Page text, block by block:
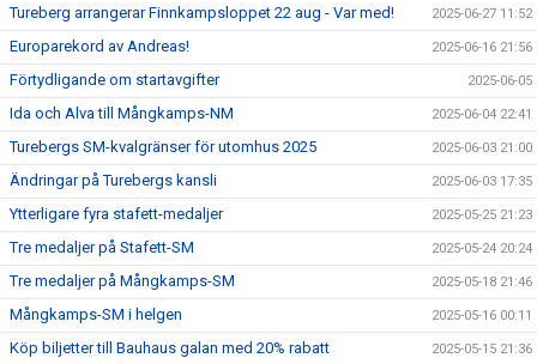
Tureberg arrangerar Finnkampsloppet 22 aug - Var med! 2025-06-27 11:52
Europarekord av Andreas! 2025-06-16 21:56
Förtydligande om startavgifter 2025-06-05
Ida och Alva till Mångkamps-NM 2025-06-04 22:41
Turebergs SM-kvalgränser för utomhus 2025 2025-06-03 21:00
Ändringar på Turebergs kansli 2025-06-03 17:35
Ytterligare fyra stafett-medaljer 2025-05-25 21:23
Tre medaljer på Stafett-SM 2025-05-24 20:24
Tre medaljer på Mångkamps-SM 2025-05-18 21:46
Mångkamps-SM i helgen 2025-05-16 00:11
Köp biljetter till Bauhaus galan med 20% rabatt 2025-05-15 21:36